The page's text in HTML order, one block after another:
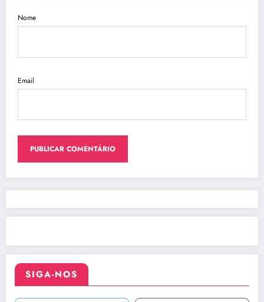
SIGA-NOS
Nome
Email